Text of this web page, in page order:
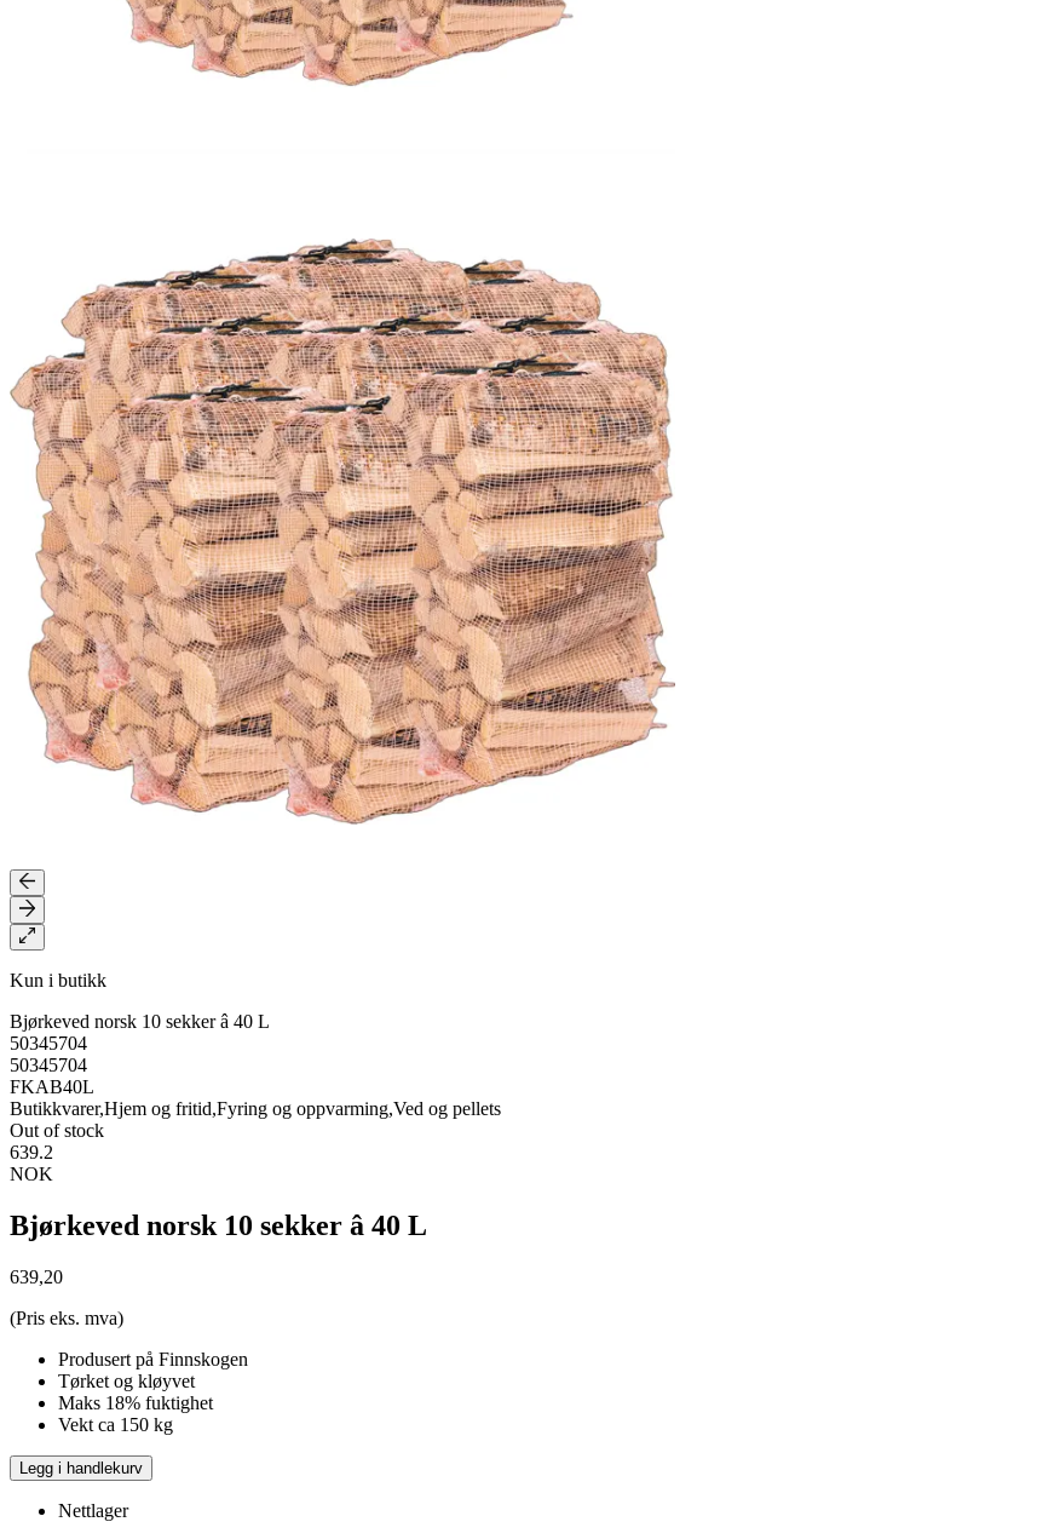
Kun i butikk
Bjørkeved norsk 10 sekker â 40 L
50345704
50345704
FKAB40L
Butikkvarer,Hjem og fritid,Fyring og oppvarming,Ved og pellets
Out of stock
639.2
NOK
Bjørkeved norsk 10 sekker â 40 L
639,20
(Pris eks. mva)
Produsert på Finnskogen
Tørket og kløyvet
Maks 18% fuktighet
Vekt ca 150 kg
Legg i handlekurv
Nettlager